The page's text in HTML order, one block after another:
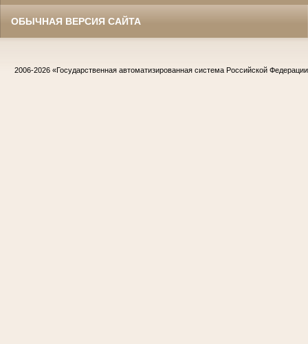
ОБЫЧНАЯ ВЕРСИЯ САЙТА
2006-2026 «Государственная автоматизированная система Российской